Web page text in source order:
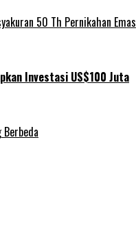
50 Th Pernikahan Emas
Investasi US$100 Juta